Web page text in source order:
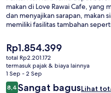
makan di Love Rawai Cafe, yang
dan menyajikan sarapan, makan
memiliki fasilitas tambahan
Harga
saat
ini
Rp1.854.399
Rp1.854.399
total Rp2.201.172
termasuk pajak & biaya lainnya
1 Sep - 2 Sep
Ulasan
8,48,4 dari 10
Sangat bagusLihat